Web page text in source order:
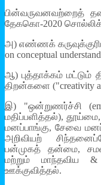
பின்வருவனவற்றைத்
தேககொ-2020
அ) எண்ணக் கருவுக்குரிய
on conceptual
ஆ) புத்தாக்கம் மட்டும்
திறன்களை ("creativity
இ) "ஒன்றுணர்ச்சி
மதிப்பளித்தல்),
மனப்பாங்கு, சேவை
அறிவியற்
பன்முகத் தன்மை,
மற்றும் மாந்தவிய
ஊக்குவித்தல்.